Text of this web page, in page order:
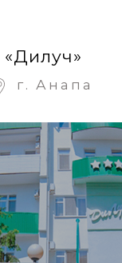
«Дилуч»
г. Анапа